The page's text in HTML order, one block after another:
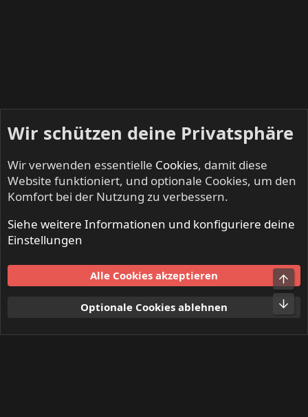
Mitglieder
Nutzungsbedingungen
Datenschutz
S
Wir schützen deine Privatsphäre
Wir verwenden essentielle Cookies, damit diese
Website funktioniert, und optionale Cookies, um den
Komfort bei der Nutzung zu verbessern.
Siehe weitere Informationen und konfiguriere deine
Einstellungen
Alle Cookies akzeptieren
Optionale Cookies ablehnen